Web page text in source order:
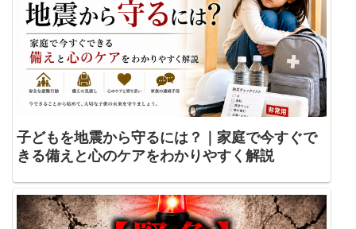
子どもを地震から守るには？｜家庭で今すぐで
きる備えと心のケアをわかりやすく解説